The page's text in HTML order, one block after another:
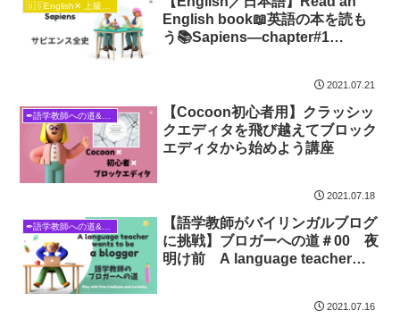
English book📖英語の本を読も
う📚Sapiens―chapter#1
2021.07.21
✒語学教師への道&ブロガーへの道
【Cocoon初心者用】クラッシッ
クエディタを飛び越えてブロック
エディタから始めよう講座
2021.07.18
【語学教師がバイリンガルブログ
に挑戦】ブロガーへの道＃00 夜
明け前 A language teacher
2021.07.16